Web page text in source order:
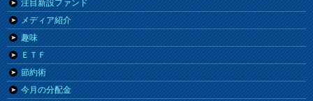
注目新設ファンド
メディア紹介
趣味
ＥＴＦ
節約術
今月の分配金